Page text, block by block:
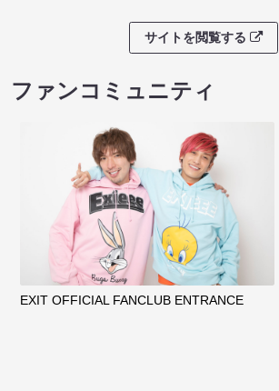
サイトを閲覧する
ファンコミュニティ
EXIT OFFICIAL FANCLUB ENTRANCE